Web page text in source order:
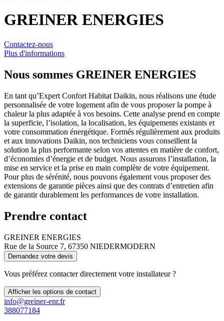
GREINER ENERGIES
Contactez-nous
Plus d'informations
Nous sommes GREINER ENERGIES
En tant qu’Expert Confort Habitat Daikin, nous réalisons une étude
personnalisée de votre logement afin de vous proposer la pompe à
chaleur la plus adaptée à vos besoins. Cette analyse prend en compte
la superficie, l’isolation, la localisation, les équipements existants et
votre consommation énergétique. Formés régulièrement aux produits
et aux innovations Daikin, nos techniciens vous conseillent la
solution la plus performante selon vos attentes en matière de confort,
d’économies d’énergie et de budget. Nous assurons l’installation, la
mise en service et la prise en main complète de votre équipement.
Pour plus de sérénité, nous pouvons également vous proposer des
extensions de garantie pièces ainsi que des contrats d’entretien afin
de garantir durablement les performances de votre installation.
Prendre contact
GREINER ENERGIES
Rue de la Source 7, 67350 NIEDERMODERN
Demandez votre devis
Vous préférez contacter directement votre installateur ?
Afficher les options de contact
info@greiner-enr.fr
388077184